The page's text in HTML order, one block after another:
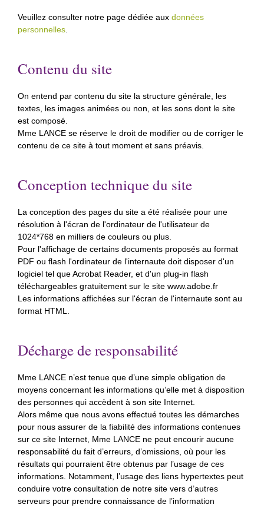
Veuillez consulter notre page dédiée aux données
personnelles
Contenu du site
On entend par contenu du site la structure générale, les
textes, les images animées ou non, et les sons dont le site
est composé.
Mme LANCE se réserve le droit de modifier ou de corriger le
contenu de ce site à tout moment et sans préavis.
Conception technique du site
La conception des pages du site a été réalisée pour une
résolution à l'écran de l'ordinateur de l'utilisateur de
1024*768 en milliers de couleurs ou plus.
Pour l'affichage de certains documents proposés au format
PDF ou flash l'ordinateur de l'internaute doit disposer d'un
logiciel tel que Acrobat Reader, et d'un plug-in flash
téléchargeables gratuitement sur le site www.adobe.fr
Les informations affichées sur l'écran de l'internaute sont au
format HTML.
Décharge de responsabilité
Mme LANCE n’est tenue que d’une simple obligation de
moyens concernant les informations qu’elle met à disposition
des personnes qui accèdent à son site Internet.
Alors même que nous avons effectué toutes les démarches
pour nous assurer de la fiabilité des informations contenues
sur ce site Internet, Mme LANCE ne peut encourir aucune
responsabilité du fait d’erreurs, d’omissions, où pour les
résultats qui pourraient être obtenus par l’usage de ces
informations. Notamment, l’usage des liens hypertextes peut
conduire votre consultation de notre site vers d’autres
serveurs pour prendre connaissance de l’information